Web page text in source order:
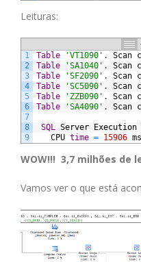
Leituras:
1
2
3
4
5
6
7
8
9
Table 'VT1090' . Scan
Table
'SA1040' . Scan
Table
'SF2090' . Scan
Table
'SC5090' . Scan
Table
'ZZB090' . Scan
Table
'SA4090' . Scan
SQL Server Execution
CPU time = 15906 ms
WOW!!! 3,7 milhões de
Vamos ver o que está